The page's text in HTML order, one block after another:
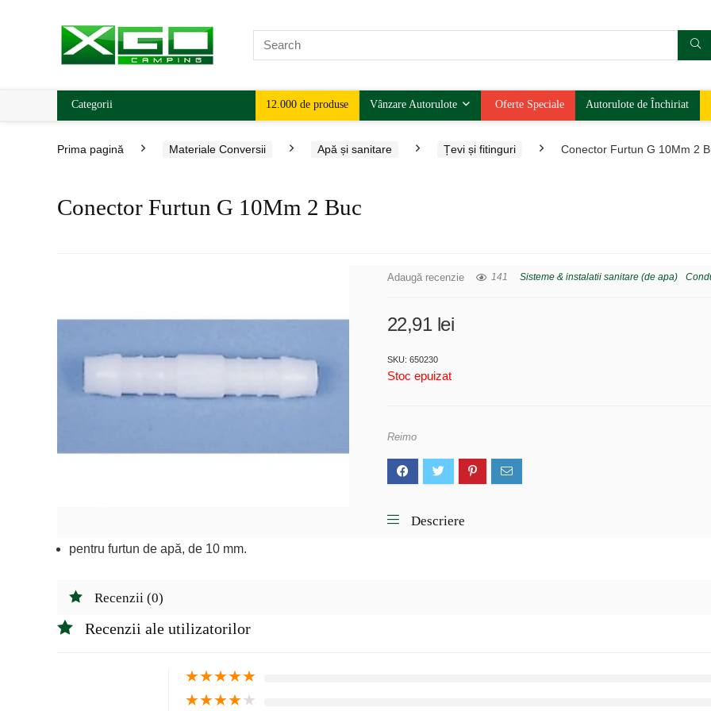
Categorii 12.000 de produse Vânzare Autorulote Oferte Speciale Autorulote de Închiriat
Prima pagină Materiale Conversii Apă și sanitare Țevi și fitinguri Conector Furtun G 10Mm 2
Conector Furtun G 10Mm 2 Buc
Adaugă recenzie 141 Sisteme & instalatii sanitare (de apa)
22,91 lei
SKU: 650230
Stoc epuizat
Reimo
Descriere
pentru furtun de apă, de 10 mm.
Recenzii (0)
Recenzii ale utilizatorilor
★★★★★
★★★★★